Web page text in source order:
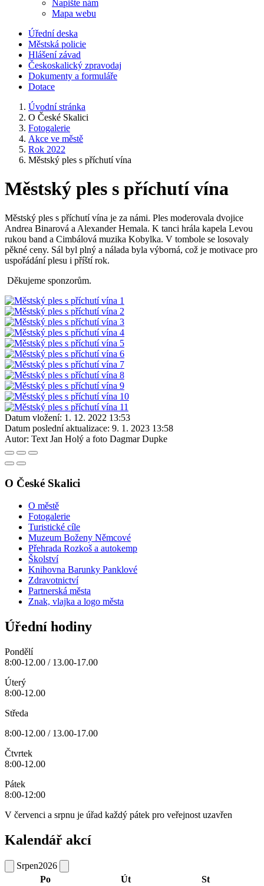
Napište nám
Mapa webu
Úřední deska
Městská policie
Hlášení závad
Českoskalický zpravodaj
Dokumenty a formuláře
Dotace
Úvodní stránka
O České Skalici
Fotogalerie
Akce ve městě
Rok 2022
Městský ples s příchutí vína
Městský ples s příchutí vína
Městský ples s příchutí vína je za námi. Ples moderovala dvojice
Andrea Binarová a Alexander Hemala. K tanci hrála kapela Levou
rukou band a Cimbálová muzika Kobylka. V tombole se losovaly
pěkné ceny. Sál byl plný a nálada byla výborná, což je motivace pro
uspořádání plesu i příští rok.
Děkujeme sponzorům.
Datum vložení: 1. 12. 2022 13:53
Datum poslední aktualizace: 9. 1. 2023 13:58
Autor: Text Jan Holý a foto Dagmar Dupke
O České Skalici
O městě
Fotogalerie
Turistické cíle
Muzeum Boženy Němcové
Přehrada Rozkoš a autokemp
Školství
Knihovna Barunky Panklové
Zdravotnictví
Partnerská města
Znak, vlajka a logo města
Úřední hodiny
Pondělí
8:00-12.00 / 13.00-17.00
Úterý
8:00-12.00
Středa
8:00-12.00 / 13.00-17.00
Čtvrtek
8:00-12.00
Pátek
8:00-12:00
V červenci a srpnu je úřad každý pátek pro veřejnost uzavřen
Kalendář akcí
Srpen2026
Po
Út
St